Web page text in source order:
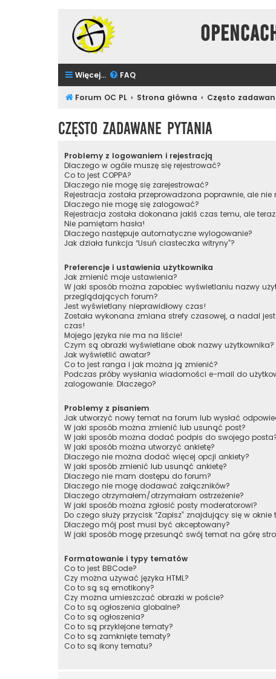
Więcej… FAQ
Forum OC PL Strona główna Często
Często zadawane pytania
Problemy z logowaniem i rejestracją
Dlaczego w ogóle muszę się rejestrować?
Co to jest COPPA?
Dlaczego nie mogę się zarejestrować?
Rejestracja została przeprowadzona poprawnie, ale
Dlaczego nie mogę się zalogować?
Rejestracja została dokonana jakiś czas temu, ale
Nie pamiętam hasła!
Dlaczego następuje automatyczne wylogowanie?
Jak działa funkcja “Usuń ciasteczka witryny”?
Preferencje i ustawienia użytkownika
Jak zmienić moje ustawienia?
W jaki sposób można zapobiec wyświetlaniu nazwy
przeglądających forum?
Jest wyświetlany nieprawidłowy czas!
Została wykonana zmiana strefy czasowej, a nadal
czas!
Mojego języka nie ma na liście!
Czym są obrazki wyświetlane obok nazwy użytkownika?
Jak wyświetlić awatar?
Co to jest ranga i jak można ją zmienić?
Podczas próby wysłania wiadomości e-mail do
zalogowanie. Dlaczego?
Problemy z pisaniem
Jak utworzyć nowy temat na forum lub wysłać
W jaki sposób można zmienić lub usunąć post?
W jaki sposób można dodać podpis do swojego
W jaki sposób można utworzyć ankietę?
Dlaczego nie można dodać więcej opcji ankiety?
W jaki sposób zmienić lub usunąć ankietę?
Dlaczego nie mam dostępu do forum?
Dlaczego nie mogę dodawać załączników?
Dlaczego otrzymałem/otrzymałam ostrzeżenie?
W jaki sposób można zgłosić posty moderatorowi?
Do czego służy przycisk “Zapisz” znajdujący się w
Dlaczego mój post musi być akceptowany?
W jaki sposób mogę przesunąć swój temat na górę
Formatowanie i typy tematów
Co to jest BBCode?
Czy można używać języka HTML?
Co to są są emotikony?
Czy można umieszczać obrazki w poście?
Co to są ogłoszenia globalne?
Co to są ogłoszenia?
Co to są przyklejone tematy?
Co to są zamknięte tematy?
Co to są ikony tematu?